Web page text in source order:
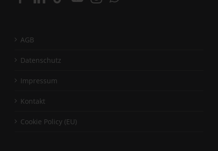
AGB
Datenschutz
Impressum
Kontakt
Cookie Policy (EU)